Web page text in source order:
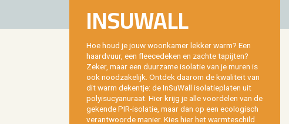
IN­SUW­ALL
Hoe houd je jouw woon­ka­mer lek­ker warm? Een
haard­vuur, een fleece­de­ken en zach­te ta­pij­ten?
Zeker, maar een duur­za­me iso­la­tie van je muren is
ook nood­za­ke­lijk. Ont­dek daar­om de kwa­li­teit van
dit warm de­ken­tje: de In­SuW­all iso­la­tie­pla­ten uit
po­ly­i­su­cyan­uraat. Hier krijg je alle voor­de­len van de
ge­ken­de PIR-iso­la­tie, maar dan op een eco­lo­gisch
ver­ant­woor­de ma­nier. Kies hier het warm­te­schild